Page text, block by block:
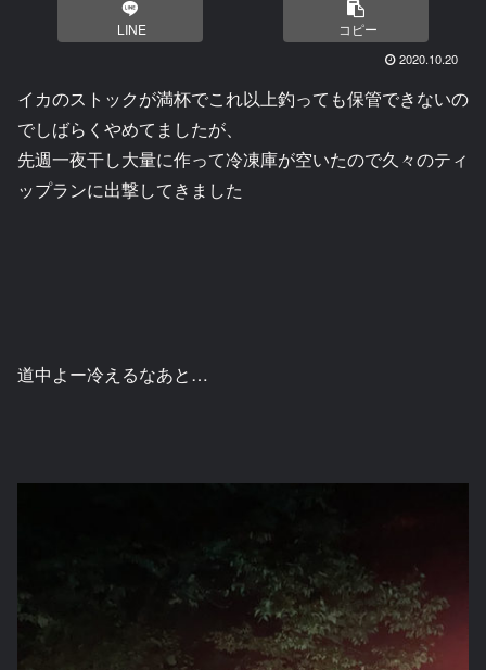
LINE コピー
2020.10.20
イカのストックが満杯でこれ以上釣っても保管できないの
でしばらくやめてましたが、
先週一夜干し大量に作って冷凍庫が空いたので久々のティ
ップランに出撃してきました
道中よー冷えるなあと…